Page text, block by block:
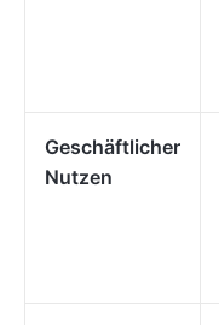
Geschäftlicher
Nutzen